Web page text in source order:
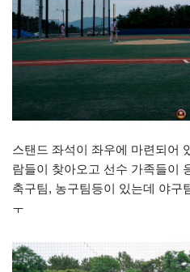
스탠드 좌석이 좌우에 마련되어
람들이 찾아오고 선수 가족들이
축구팀, 농구팀등이 있는데 야구
ㅜ